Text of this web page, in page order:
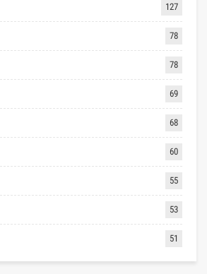
127
78
78
69
68
60
55
53
51